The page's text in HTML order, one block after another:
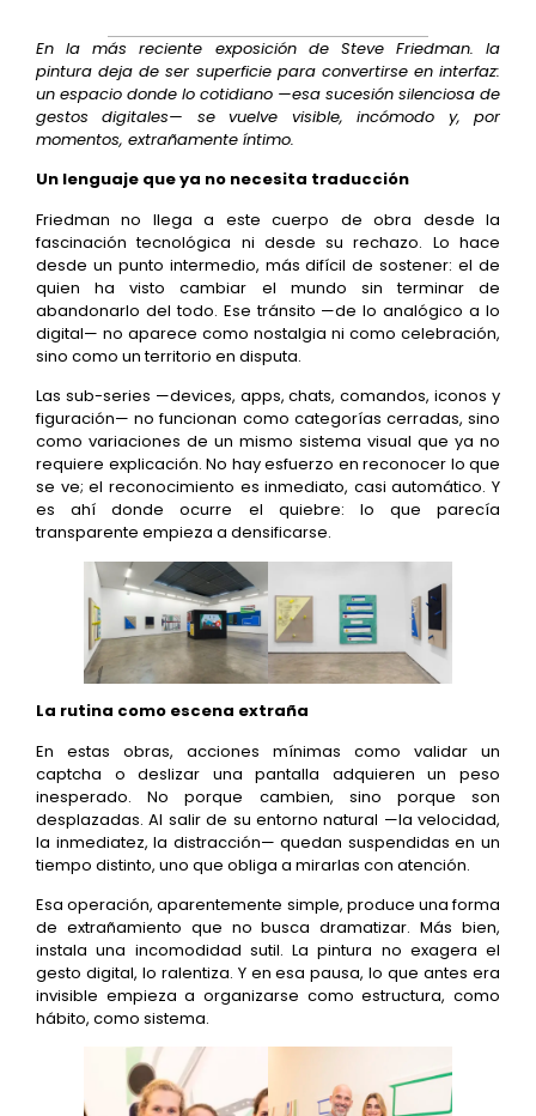
En la más reciente exposición de Steve Friedman. la
pintura deja de ser superficie para convertirse en interfaz:
un espacio donde lo cotidiano —esa sucesión silenciosa de
gestos digitales— se vuelve visible, incómodo y, por
momentos, extrañamente íntimo.
Un lenguaje que ya no necesita traducción
Friedman no llega a este cuerpo de obra desde la
fascinación tecnológica ni desde su rechazo. Lo hace
desde un punto intermedio, más difícil de sostener: el de
quien ha visto cambiar el mundo sin terminar de
abandonarlo del todo. Ese tránsito —de lo analógico a lo
digital— no aparece como nostalgia ni como celebración,
sino como un territorio en disputa.
Las sub-series —devices, apps, chats, comandos, iconos y
figuración— no funcionan como categorías cerradas, sino
como variaciones de un mismo sistema visual que ya no
requiere explicación. No hay esfuerzo en reconocer lo que
se ve; el reconocimiento es inmediato, casi automático. Y
es ahí donde ocurre el quiebre: lo que parecía
transparente empieza a densificarse.
La rutina como escena extraña
En estas obras, acciones mínimas como validar un
captcha o deslizar una pantalla adquieren un peso
inesperado. No porque cambien, sino porque son
desplazadas. Al salir de su entorno natural —la velocidad,
la inmediatez, la distracción— quedan suspendidas en un
tiempo distinto, uno que obliga a mirarlas con atención.
Esa operación, aparentemente simple, produce una forma
de extrañamiento que no busca dramatizar. Más bien,
instala una incomodidad sutil. La pintura no exagera el
gesto digital, lo ralentiza. Y en esa pausa, lo que antes era
invisible empieza a organizarse como estructura, como
hábito, como sistema.